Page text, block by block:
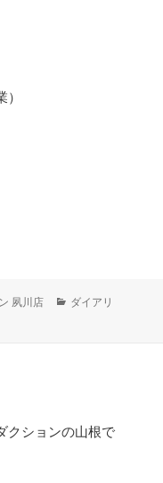
夙川店
カ
ダイアリ
クションの山根で